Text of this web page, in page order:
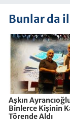
Bunlar da
Aşkın
Binlerce Kişinin
Törende Aldı